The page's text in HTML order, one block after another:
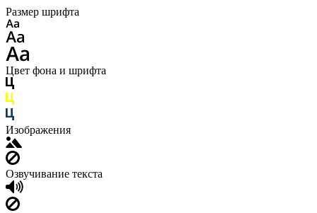
Размер шрифта
Цвет фона и шрифта
Изображения
Озвучивание текста